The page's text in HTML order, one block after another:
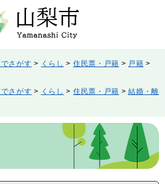
さがす > くらし > 住民票・戸籍 > 戸籍 >
さがす > くらし > 住民票・戸籍 >結婚・離